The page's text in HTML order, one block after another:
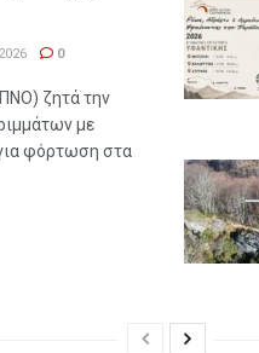
0
ζητά την
με
φόρτωση στα